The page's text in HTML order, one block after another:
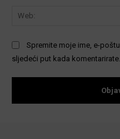
Spremite moje ime, e-
sljedeći put kada komentarirate.